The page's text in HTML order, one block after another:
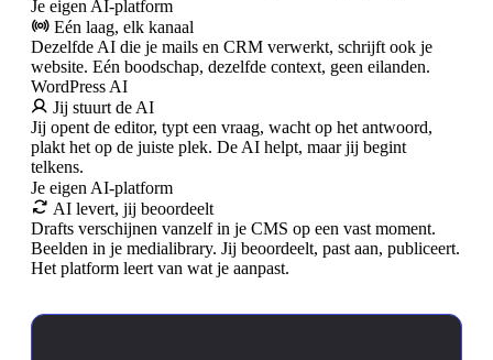
Je eigen AI-platform
Eén laag, elk kanaal
Dezelfde AI die je mails en CRM verwerkt, schrijft ook je
website. Eén boodschap, dezelfde context, geen eilanden.
WordPress AI
Jij stuurt de AI
Jij opent de editor, typt een vraag, wacht op het antwoord,
plakt het op de juiste plek. De AI helpt, maar jij begint
telkens.
Je eigen AI-platform
AI levert, jij beoordeelt
Drafts verschijnen vanzelf in je CMS op een vast moment.
Beelden in je medialibrary. Jij beoordeelt, past aan, publiceert.
Het platform leert van wat je aanpast.